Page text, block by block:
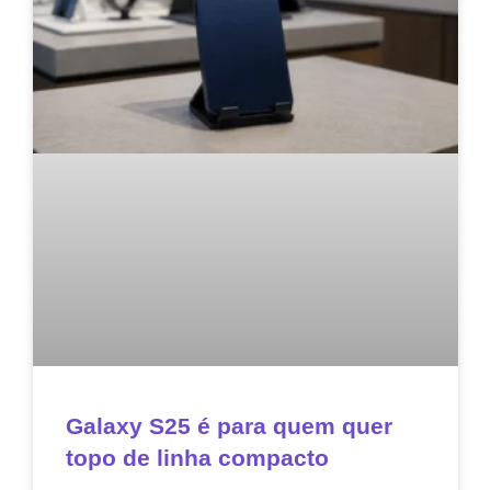
Galaxy S25 é para quem quer
topo de linha compacto